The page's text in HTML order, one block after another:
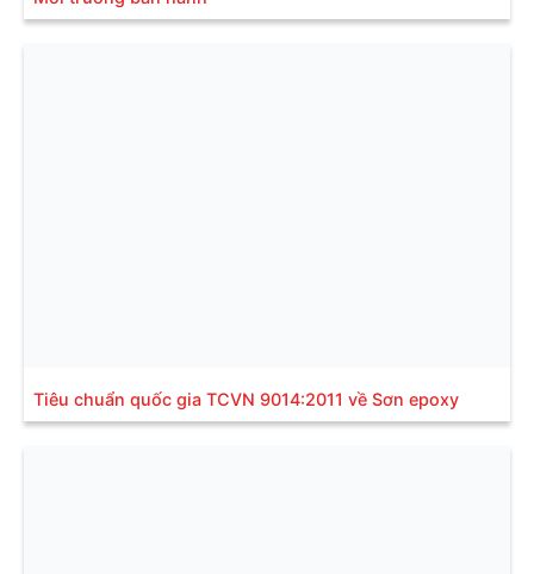
Tiêu chuẩn quốc gia TCVN 9014:2011 về Sơn epoxy